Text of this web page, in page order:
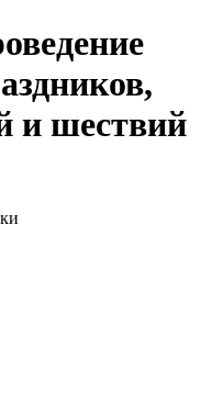
и шествий